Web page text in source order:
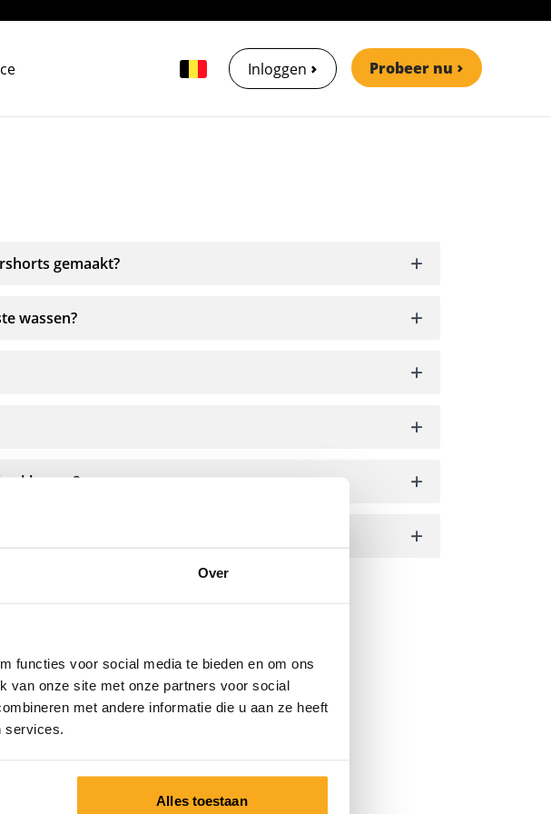
Over
functies voor social media te bieden en om ons
van onze site met onze partners voor social
met andere informatie die u aan ze heeft
services.
Alles toestaan
Inloggen Probeer nu
gemaakt?
wassen?
kleuren?
op
chatbot om
je vraag. Je kunt
We